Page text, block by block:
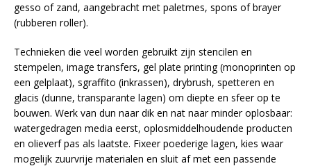
gesso of zand, aangebracht met paletmes, spons of brayer
(rubberen roller).
Technieken die veel worden gebruikt zijn stencilen en
stempelen, image transfers, gel plate printing (monoprinten op
een gelplaat), sgraffito (inkrassen), drybrush, spetteren en
glacis (dunne, transparante lagen) om diepte en sfeer op te
bouwen. Werk van dun naar dik en nat naar minder oplosbaar:
watergedragen media eerst, oplosmiddelhoudende producten
en olieverf pas als laatste. Fixeer poederige lagen, kies waar
mogelijk zuurvrije materialen en sluit af met een passende